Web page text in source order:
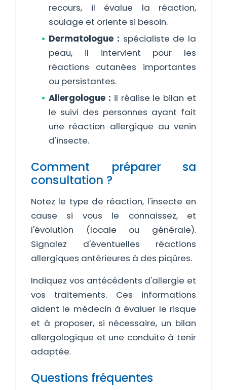
recours, il évalue la réaction,
soulage et oriente si besoin.
Dermatologue : spécialiste de la
peau, il intervient pour les
réactions cutanées importantes
ou persistantes.
Allergologue : il réalise le bilan et
le suivi des personnes ayant fait
une réaction allergique au venin
d'insecte.
Comment préparer sa
consultation ?
Notez le type de réaction, l'insecte en
cause si vous le connaissez, et
l'évolution (locale ou générale).
Signalez d'éventuelles réactions
allergiques antérieures à des piqûres.
Indiquez vos antécédents d'allergie et
vos traitements. Ces informations
aident le médecin à évaluer le risque
et à proposer, si nécessaire, un bilan
allergologique et une conduite à tenir
adaptée.
Questions fréquentes